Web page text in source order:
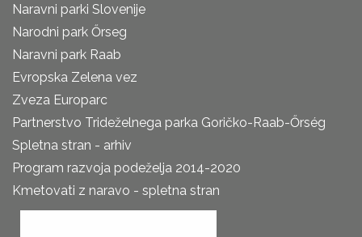
Naravni parki Slovenije
Narodni park Őrseg
Naravni park Raab
Evropska Zelena vez
Zveza Europarc
Partnerstvo Trideželnega parka Goričko-Raab-Őrség
Spletna stran - arhiv
Program razvoja podeželja 2014-2020
Kmetovati z naravo - spletna stran